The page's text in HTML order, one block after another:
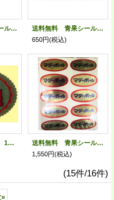
送料無料 青果シール メロン パンナ用 タキイ種苗（株） 500枚
送料無料 青果シール プリンスメロン 1000枚 （株）サカタのタネ
650円(税込)
青果シール 羅皇 100枚 ナント種苗(株)
送料無料 青果シール スイカ マダーボール 1000枚 ヴィルモランみかど（株）
1,550円(税込)
(15件/16件)
»